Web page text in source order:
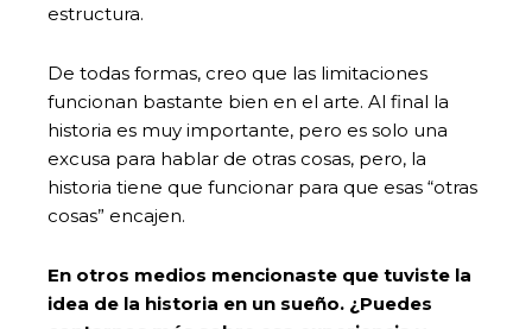
estructura.
De todas formas, creo que las limitaciones
funcionan bastante bien en el arte. Al final la
historia es muy importante, pero es solo una
excusa para hablar de otras cosas, pero, la
historia tiene que funcionar para que esas “otras
cosas” encajen.
En otros medios mencionaste que tuviste la
idea de la historia en un sueño. ¿Puedes